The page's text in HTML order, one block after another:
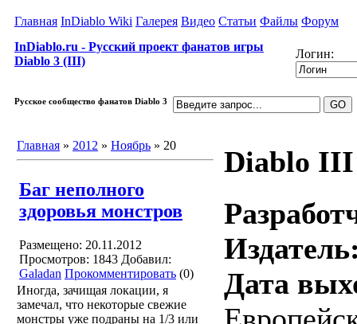
Главная InDiablo Wiki Галерея Видео Статьи Файлы Форум
InDiablo.ru - Русский проект фанатов игры
Diablo 3 (III)
Логин:
Русское сообщество фанатов Diablo 3
Главная » 2012 » Ноябрь » 20
Баг неполного
здоровья монстров
Размещено: 20.11.2012
Просмотров: 1843 Добавил:
Galadan Прокомментировать (0)
Иногда, зачищая локации, я
замечал, что некоторые свежие
монстры уже подраны на 1/3 или
Diablo III
Дата